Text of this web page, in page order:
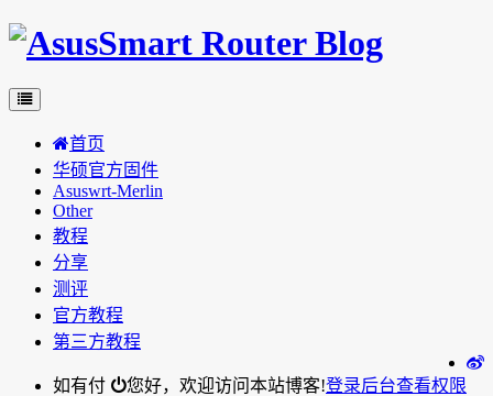
首页
华硕官方固件
Asuswrt-Merlin
Other
教程
分享
测评
官方教程
第三方教程
您好，欢迎访问本站博客!登录后台查看权限
如有付